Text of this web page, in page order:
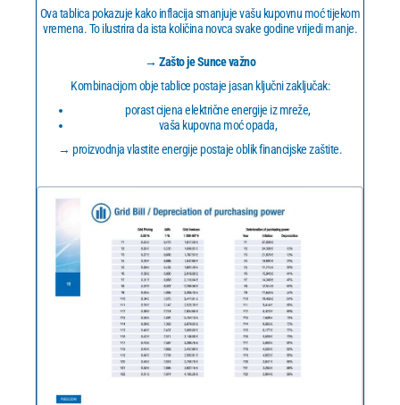
Ova tablica pokazuje kako inflacija smanjuje vašu kupovnu moć tijekom
vremena. To ilustrira da ista količina novca svake godine vrijedi manje.
→ Zašto je Sunce važno
Kombinacijom obje tablice postaje jasan ključni zaključak:
porast cijena električne energije iz mreže,
vaša kupovna moć opada,
→ proizvodnja vlastite energije postaje oblik financijske zaštite.